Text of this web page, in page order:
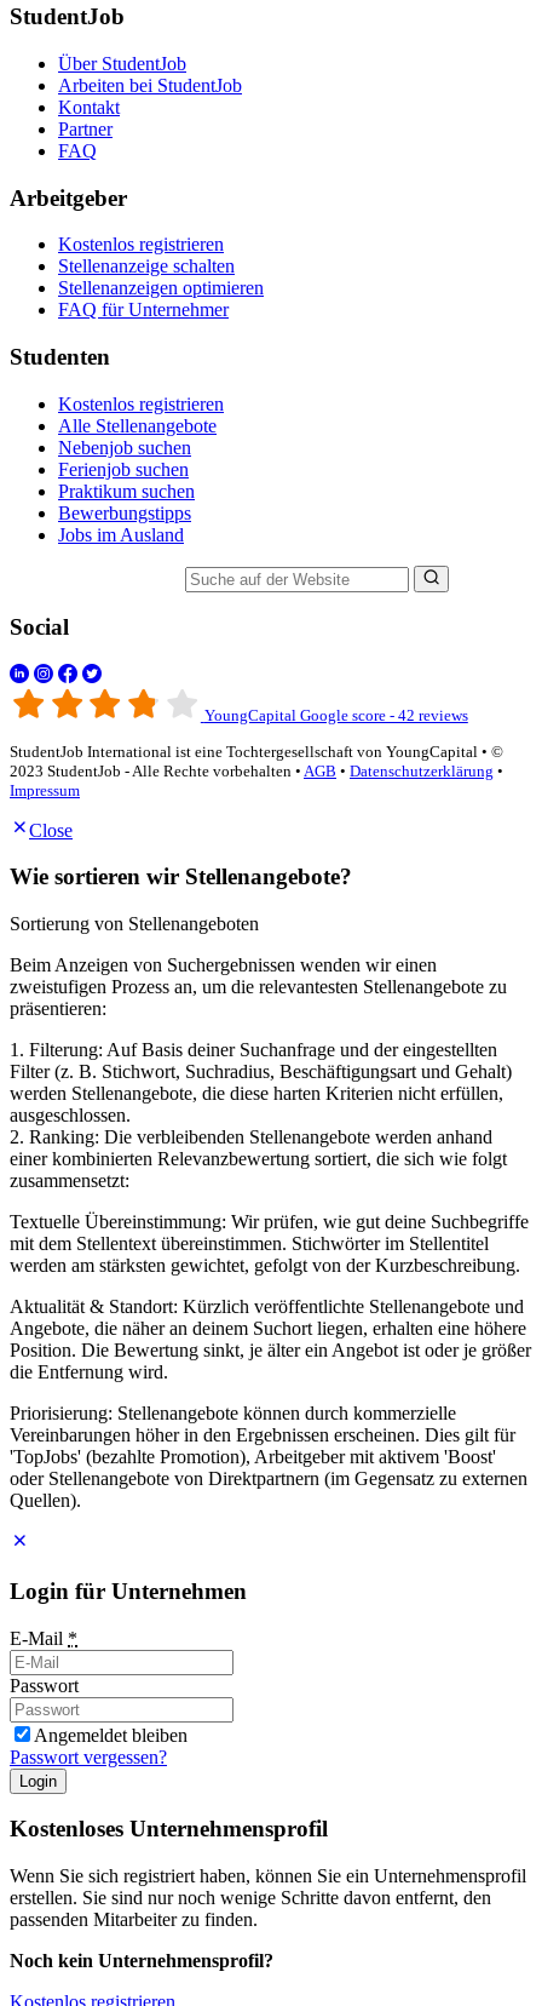
StudentJob
Über StudentJob
Arbeiten bei StudentJob
Kontakt
Partner
FAQ
Arbeitgeber
Kostenlos registrieren
Stellenanzeige schalten
Stellenanzeigen optimieren
FAQ für Unternehmer
Studenten
Kostenlos registrieren
Alle Stellenangebote
Nebenjob suchen
Ferienjob suchen
Praktikum suchen
Bewerbungstipps
Jobs im Ausland
Social
YoungCapital Google score - 42 reviews
StudentJob International ist eine Tochtergesellschaft von YoungCapital • ©
2023 StudentJob - Alle Rechte vorbehalten • AGB • Datenschutzerklärung •
Impressum
Close
Wie sortieren wir Stellenangebote?
Sortierung von Stellenangeboten
Beim Anzeigen von Suchergebnissen wenden wir einen
zweistufigen Prozess an, um die relevantesten Stellenangebote zu
präsentieren:
1. Filterung: Auf Basis deiner Suchanfrage und der eingestellten
Filter (z. B. Stichwort, Suchradius, Beschäftigungsart und Gehalt)
werden Stellenangebote, die diese harten Kriterien nicht erfüllen,
ausgeschlossen.
2. Ranking: Die verbleibenden Stellenangebote werden anhand
einer kombinierten Relevanzbewertung sortiert, die sich wie folgt
zusammensetzt:
Textuelle Übereinstimmung: Wir prüfen, wie gut deine Suchbegriffe
mit dem Stellentext übereinstimmen. Stichwörter im Stellentitel
werden am stärksten gewichtet, gefolgt von der Kurzbeschreibung.
Aktualität & Standort: Kürzlich veröffentlichte Stellenangebote und
Angebote, die näher an deinem Suchort liegen, erhalten eine höhere
Position. Die Bewertung sinkt, je älter ein Angebot ist oder je größer
die Entfernung wird.
Priorisierung: Stellenangebote können durch kommerzielle
Vereinbarungen höher in den Ergebnissen erscheinen. Dies gilt für
'TopJobs' (bezahlte Promotion), Arbeitgeber mit aktivem 'Boost'
oder Stellenangebote von Direktpartnern (im Gegensatz zu externen
Quellen).
Login für Unternehmen
E-Mail *
Passwort
Angemeldet bleiben
Passwort vergessen?
Login
Kostenloses Unternehmensprofil
Wenn Sie sich registriert haben, können Sie ein Unternehmensprofil
erstellen. Sie sind nur noch wenige Schritte davon entfernt, den
passenden Mitarbeiter zu finden.
Noch kein Unternehmensprofil?
Kostenlos registrieren